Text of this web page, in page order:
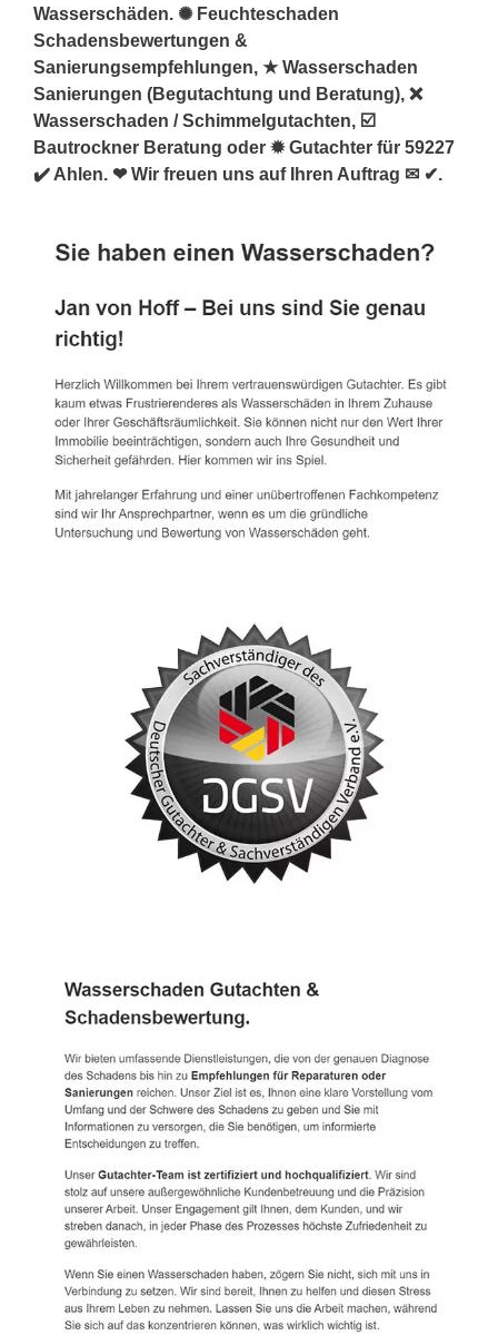
Wasserschäden. ✺ Feuchteschaden
Schadensbewertungen &
Sanierungsempfehlungen, ★ Wasserschaden
Sanierungen (Begutachtung und Beratung), ❌
Wasserschaden / Schimmelgutachten, ☑️
Bautrockner Beratung oder ✹ Gutachter für 59227
✔️ Ahlen. ❤ Wir freuen uns auf Ihren Auftrag ✉ ✔.